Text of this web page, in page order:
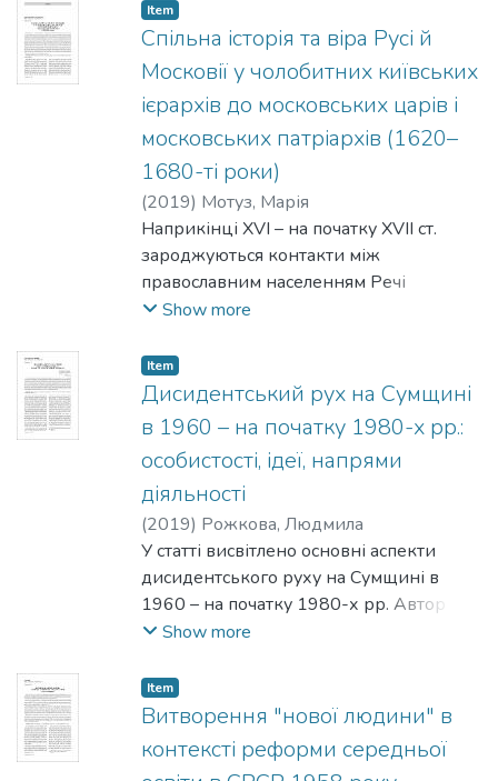
Item
Спільна історія та віра Русі й
Московії у чолобитних київських
ієрархів до московських царів і
московських патріархів (1620–
1680-ті роки)
(2019) Мотуз, Марія
Наприкінці XVI – на початку XVII ст.
зароджуються контакти між
православним населенням Речі
Посполитої і населенням Московського
зокрема, зверталися православні
шляхтичі та представники руського
духовенства з проханнями надати
допомогу у боротьбі з римо-католиками
й уніатами. Перша задокументована
згадка про подібні посольства
представників Київської митрополії
припадає на 1583 р., коли до Москви
прибули ієромонах та старці Києво-
Печерського монастиря. Активізувалися
ці контакти після невизнання
відновленої 1620 р. вищої православної
ієрархії. Відтепер представники
Київської митрополії шукали
матеріальної допомоги з боку
Show more
Item
Дисидентський рух на Сумщині
в 1960 – на початку 1980-х рр.:
особистості, ідеї, напрями
діяльності
(2019) Рожкова, Людмила
У статті висвітлено основні аспекти
дисидентського руху на Сумщині в
1960 – на початку 1980-х рр. Автор
акцентує увагу на регіональних
Проаналізовано творчість
письменників-"шістдесятників" як
явища національно-культурного та
суспільно- політичного життя, їхній
Show more
Item
Витворення "нової людини" в
контексті реформи середньої